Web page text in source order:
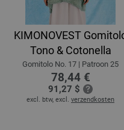
KIMONOVEST
Tono & Cotonella
Gomitolo No. 17 | Patroon 25
78,44 €
91,27 $
excl. btw, excl. verzendkosten